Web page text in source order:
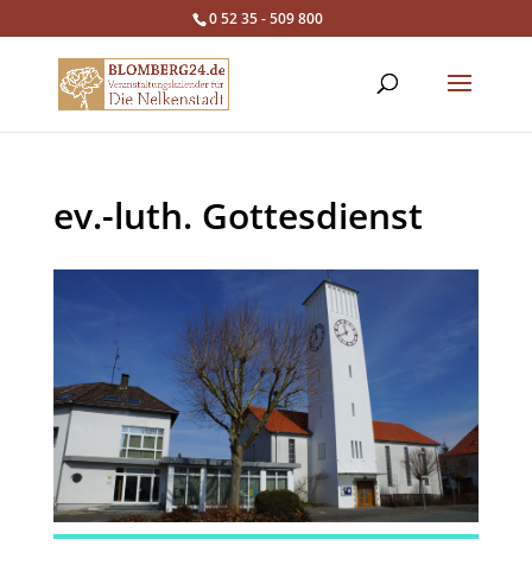
0 52 35 - 509 800
ev.-luth. Gottesdienst